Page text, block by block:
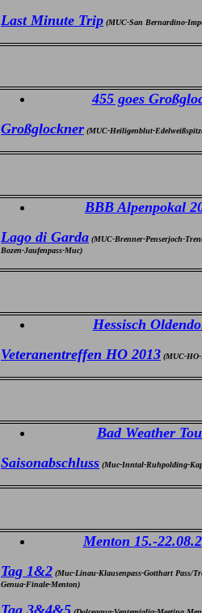
Last Minute Trip (MUC-San Bernardino-
455 goes
Großglockner (MUC-Heiligenblut-
BBB Alpenpokal
Lago di Garda (MUC-Brenner-Penserjoch-
Bozen-Jaufenpass-Muc)
Hessisch
Veteranentreffen HO 2013 (MUC-
Bad Weather
Saisonabschluss (Muc-Inntal-Ruhpolding-
Menton 15.-
Tag 1&2 (Muc-Linau-Klausenpass-Gotthart Pass/
Genua-Finale-Menton)
Tag 3&4&5